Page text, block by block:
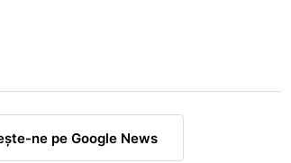
ne pe Google News